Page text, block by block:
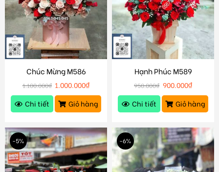
Chúc Mừng M586
1.100.000₫ 1.000.000₫
Chi tiết
Giỏ hàng
Hạnh Phúc M589
950.000₫ 900.000₫
Chi tiết
Giỏ hàng
-5% -6%